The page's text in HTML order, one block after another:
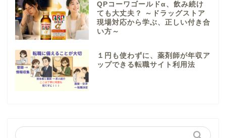
QPコーワゴールドα、飲み続け
ても大丈夫？ ～ドラッグストア
現場対応から学ぶ、正しい付き合
い方～
１円も使わずに、薬剤師が年収ア
ップできる転職サイト利用法